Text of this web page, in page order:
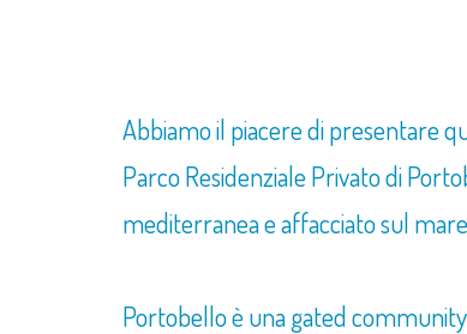
Abbiamo il piacere di presentare
Parco Residenziale Privato di
mediterranea e affacciato sul
Portobello è una gated